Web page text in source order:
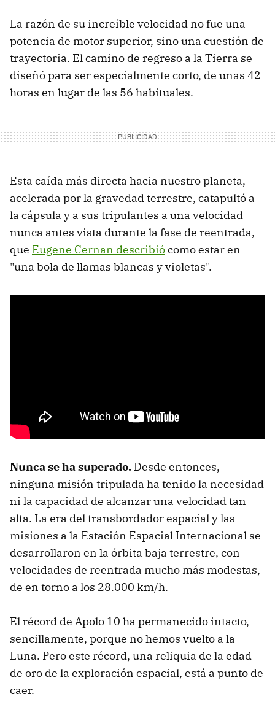
La razón de su increíble velocidad no fue una
potencia de motor superior, sino una cuestión de
trayectoria. El camino de regreso a la Tierra se
diseñó para ser especialmente corto, de unas 42
horas en lugar de las 56 habituales.
Esta caída más directa hacia nuestro planeta,
acelerada por la gravedad terrestre, catapultó a
la cápsula y a sus tripulantes a una velocidad
nunca antes vista durante la fase de reentrada,
que Eugene Cernan describiócomo estar en
"una bola de llamas blancas y violetas".
Nunca se ha superado. Desde entonces,
ninguna misión tripulada ha tenido la necesidad
ni la capacidad de alcanzar una velocidad tan
alta. La era del transbordador espacial y las
misiones a la Estación Espacial Internacional se
desarrollaron en la órbita baja terrestre, con
velocidades de reentrada mucho más modestas,
de en torno a los 28.000 km/h.
El récord de Apolo 10 ha permanecido intacto,
sencillamente, porque no hemos vuelto a la
Luna. Pero este récord, una reliquia de la edad
de oro de la exploración espacial, está a punto de
caer.